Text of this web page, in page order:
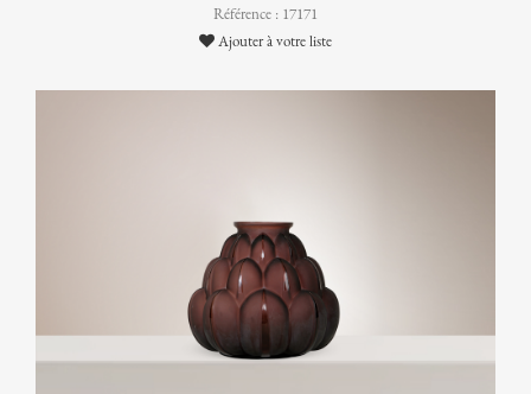
Référence : 17171
Ajouter à votre liste